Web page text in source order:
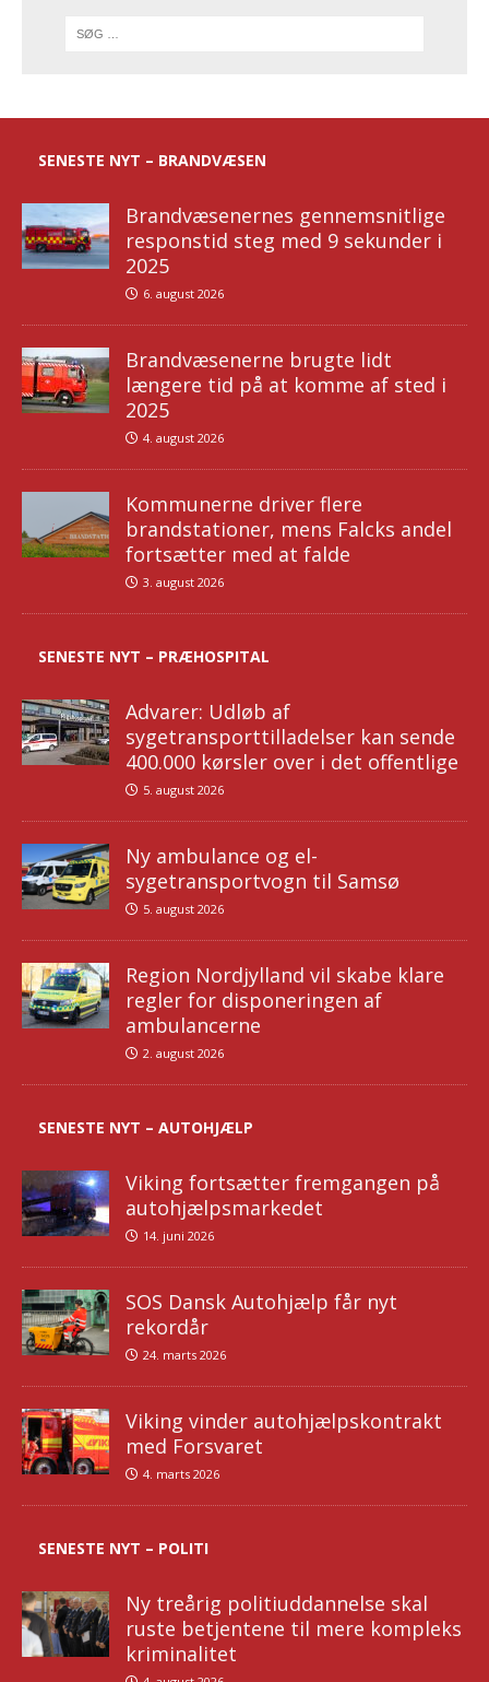
SENESTE NYT – BRANDVÆSEN
Brandvæsenernes gennemsnitlige
responstid steg med 9 sekunder i
2025
6. august 2026
Brandvæsenerne brugte lidt
længere tid på at komme af sted i
2025
4. august 2026
Kommunerne driver flere
brandstationer, mens Falcks andel
fortsætter med at falde
3. august 2026
SENESTE NYT – PRÆHOSPITAL
Advarer: Udløb af
sygetransporttilladelser kan sende
400.000 kørsler over i det offentlige
5. august 2026
Ny ambulance og el-
sygetransportvogn til Samsø
5. august 2026
Region Nordjylland vil skabe klare
regler for disponeringen af
ambulancerne
2. august 2026
SENESTE NYT – AUTOHJÆLP
Viking fortsætter fremgangen på
autohjælpsmarkedet
14. juni 2026
SOS Dansk Autohjælp får nyt
rekordår
24. marts 2026
Viking vinder autohjælpskontrakt
med Forsvaret
4. marts 2026
SENESTE NYT – POLITI
Ny treårig politiuddannelse skal
ruste betjentene til mere kompleks
kriminalitet